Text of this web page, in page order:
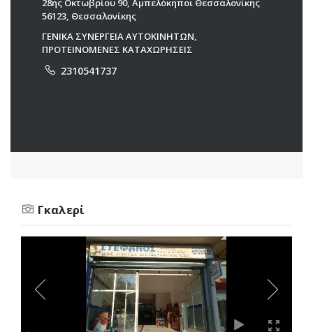
28ης Οκτωβρίου 90, Αμπελόκηποι Θεσσαλονίκης
56123, Θεσσαλονίκης
ΓΕΝΙΚΑ ΣΥΝΕΡΓΕΙΑ ΑΥΤΟΚΙΝΗΤΩΝ,
ΠΡΟΤΕΙΝΟΜΕΝΕΣ ΚΑΤΑΧΩΡΗΣΕΙΣ
2310541737
Γκαλερί